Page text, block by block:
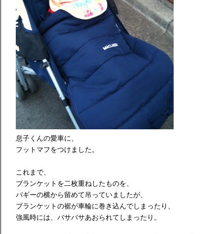
息子くんの愛車に、
フットマフをつけました。
これまで、
ブランケットを二枚重ねしたものを、
バギーの横から留めて吊っていましたが、
ブランケットの裾が車輪に巻き込んでしまったり、
強風時には、バサバサあおられてしまったり。